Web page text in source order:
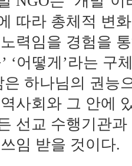
따라 총체적 변
력임을 경험을
‘어떻게’라는 구
은 하나님의 권능
사회와 그 안에
선교 수행기관
임 받을 것이다.